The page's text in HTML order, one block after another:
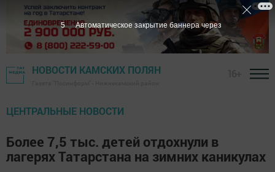
НОВОСТИ КАМСКИХ ПОЛЯН
ЦЕНТРАЛЬНЫЕ НОВОСТИ
Более 7,5 тыс. детей отдохнули в
лагерях Татарстана на зимних каникулах
5 Автоматическое закрытие баннера через